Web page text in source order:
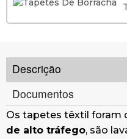
Descrição
Documentos
Os tapetes têxtil foram
de alto tráfego, são